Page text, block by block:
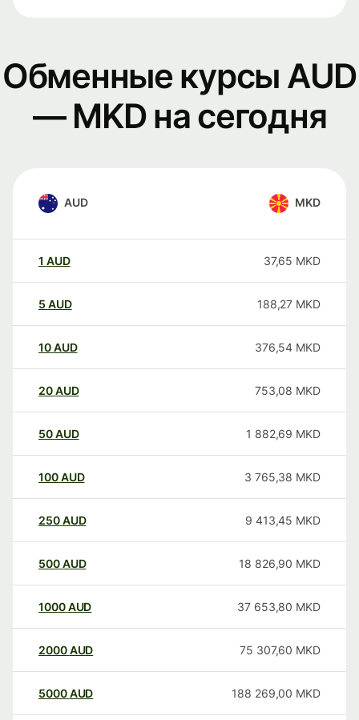
Обменные курсы AUD
— MKD на сегодня
AUD MKD
1 AUD 37,65 MKD
5 AUD 188,27 MKD
10AUD 376,54 MKD
20AUD 753,08 MKD
50AUD 1 882,69 MKD
100AUD 3 765,38 MKD
250AUD 9 413,45 MKD
500AUD 18 826,90 MKD
1000AUD 37 653,80 MKD
2000AUD 75 307,60 MKD
5000AUD 188 269,00 MKD